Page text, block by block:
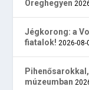
Öreghegyen
Jégkorong: a
fiatalok! 2026-08-
múzeumban